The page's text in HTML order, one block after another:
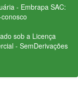
- Embrapa SAC:
sob a Licença
- SemDerivações